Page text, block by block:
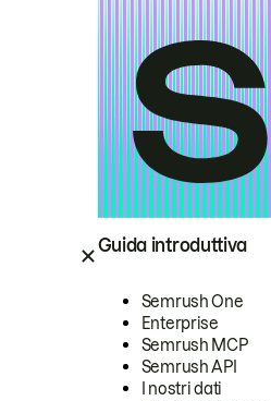
Guida introduttiva
Semrush One
Enterprise
Semrush MCP
Semrush API
I nostri dati